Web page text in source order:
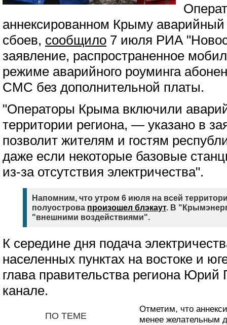
аннексированном Крыму аварийный
сбоев, сообщило 7 июля РИА
заявление, распространенное
режиме аварийного роуминга
СМС без дополнительной платы.
"Операторы Крыма включили
территории региона, — указано в
позволит жителям и гостям
даже если некоторые базовые
из-за отсутствия электричества".
Напомним, что утром 6 июля на всей
полуострова произошел блэкаут. В
"внешними воздействиями".
К середине дня подача
населенных пунктах на востоке и
глава правительства региона Юрий
канале.
ПО ТЕМЕ
Отметим, что
менее желательным